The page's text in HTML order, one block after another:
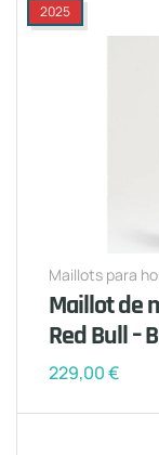
2025
Maillots para
Maillot de
Red Bull –
229,00€